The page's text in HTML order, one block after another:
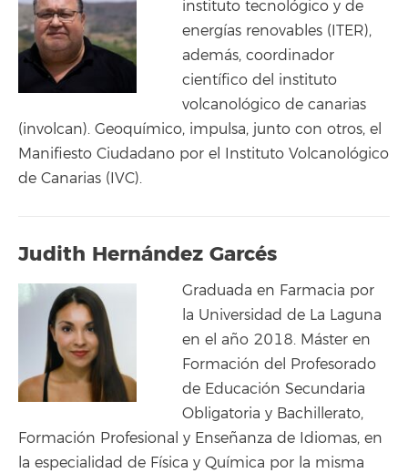
instituto tecnológico y de
energías renovables (ITER),
además, coordinador
científico del instituto
volcanológico de canarias
(involcan). Geoquímico, impulsa, junto con otros, el
Manifiesto Ciudadano por el Instituto Volcanológico
de Canarias (IVC).
Judith Hernández Garcés
Graduada en Farmacia por
la Universidad de La Laguna
en el año 2018. Máster en
Formación del Profesorado
de Educación Secundaria
Obligatoria y Bachillerato,
Formación Profesional y Enseñanza de Idiomas, en
la especialidad de Física y Química por la misma